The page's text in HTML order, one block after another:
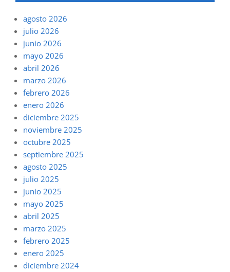
agosto 2026
julio 2026
junio 2026
mayo 2026
abril 2026
marzo 2026
febrero 2026
enero 2026
diciembre 2025
noviembre 2025
octubre 2025
septiembre 2025
agosto 2025
julio 2025
junio 2025
mayo 2025
abril 2025
marzo 2025
febrero 2025
enero 2025
diciembre 2024